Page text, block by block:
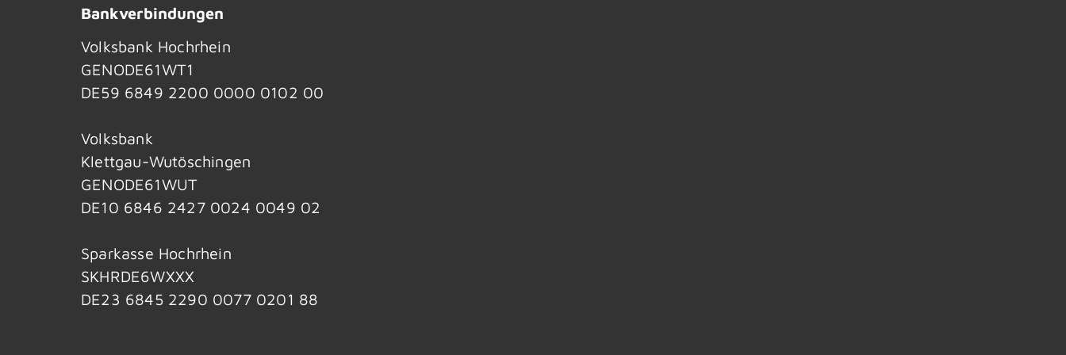
Bankverbindungen
Volksbank Hochrhein
GENODE61WT1
DE59 6849 2200 0000 0102 00
Volksbank
Klettgau-Wutöschingen
GENODE61WUT
DE10 6846 2427 0024 0049 02
Sparkasse Hochrhein
SKHRDE6WXXX
DE23 6845 2290 0077 0201 88